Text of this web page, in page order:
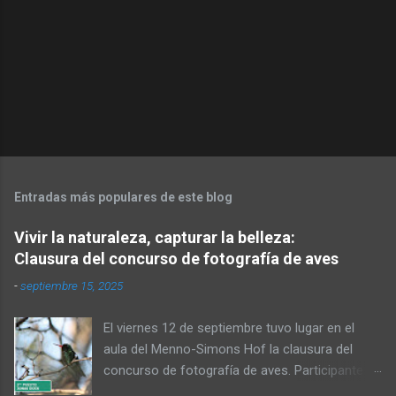
Entradas más populares de este blog
Vivir la naturaleza, capturar la belleza:
Clausura del concurso de fotografía de aves
-septiembre 15, 2025
El viernes 12 de septiembre tuvo lugar en el
aula del Menno-Simons Hof la clausura del
concurso de fotografía de aves. Participantes,